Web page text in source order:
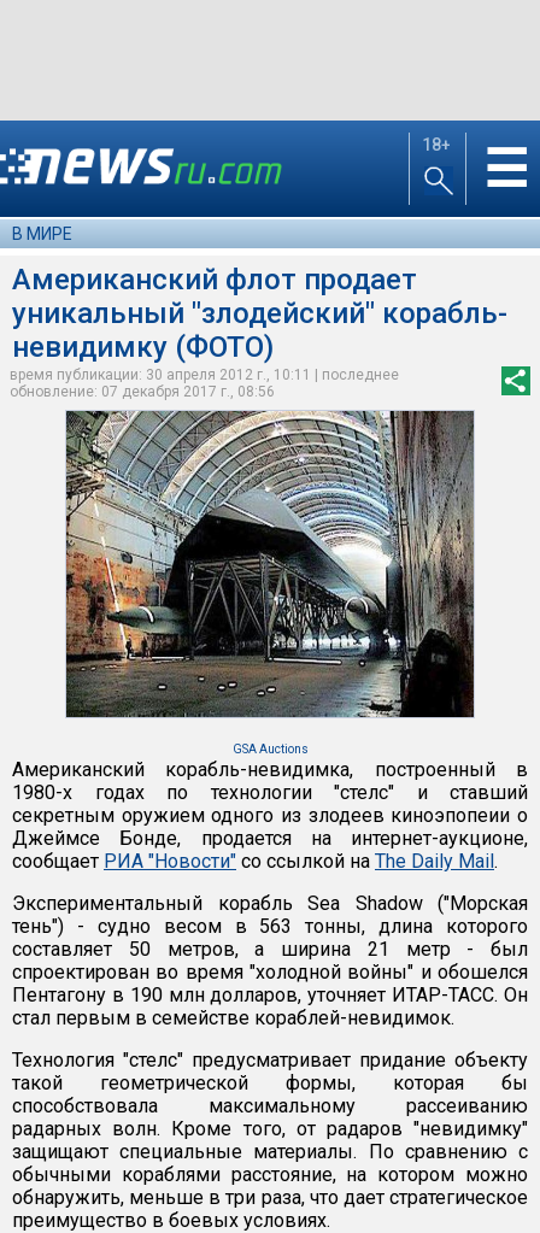
18+ ☰
В МИРЕ
Американский флот продает
уникальный "злодейский" корабль-
невидимку (ФОТО)
время публикации: 30 апреля 2012 г., 10:11 | последнее
обновление: 07 декабря 2017 г., 08:56
GSA Auctions
Американский корабль-невидимка, построенный в
1980-х годах по технологии "стелс" и ставший
секретным оружием одного из злодеев киноэпопеии о
Джеймсе Бонде, продается на интернет-аукционе,
сообщает РИА "Новости" со ссылкой на The Daily Mail.
Экспериментальный корабль Sea Shadow ("Морская
тень") - судно весом в 563 тонны, длина которого
составляет 50 метров, а ширина 21 метр - был
спроектирован во время "холодной войны" и обошелся
Пентагону в 190 млн долларов, уточняет ИТАР-ТАСС. Он
стал первым в семействе кораблей-невидимок.
Технология "стелс" предусматривает придание объекту
такой геометрической формы, которая бы
способствовала максимальному рассеиванию
радарных волн. Кроме того, от радаров "невидимку"
защищают специальные материалы. По сравнению с
обычными кораблями расстояние, на котором можно
обнаружить, меньше в три раза, что дает стратегическое
преимущество в боевых условиях.